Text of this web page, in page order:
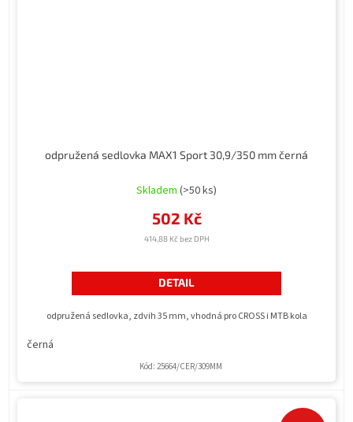
odpružená sedlovka MAX1 Sport 30,9/350 mm černá
hodnocení
je
5,0
hvězdiček.
Skladem (>50 ks)
414,88 Kč bez DPH
502 Kč
DETAIL
odpružená sedlovka, zdvih 35 mm, vhodná pro CROSS i MTB kola
černá
Kód: 25664/CER/309MM